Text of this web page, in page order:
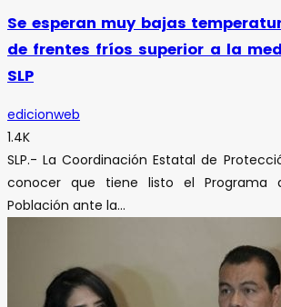
Se esperan muy bajas
de frentes fríos superior a la
SLP
edicionweb
1.4K
SLP.- La Coordinación Estatal de
conocer que tiene listo el Programa
Población ante la...